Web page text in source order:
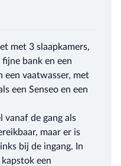
met 3 slaapkamers,
bank en een
een vaatwasser, met
een Senseo en een
vanaf de gang als
maar er is
bij de ingang. In
een